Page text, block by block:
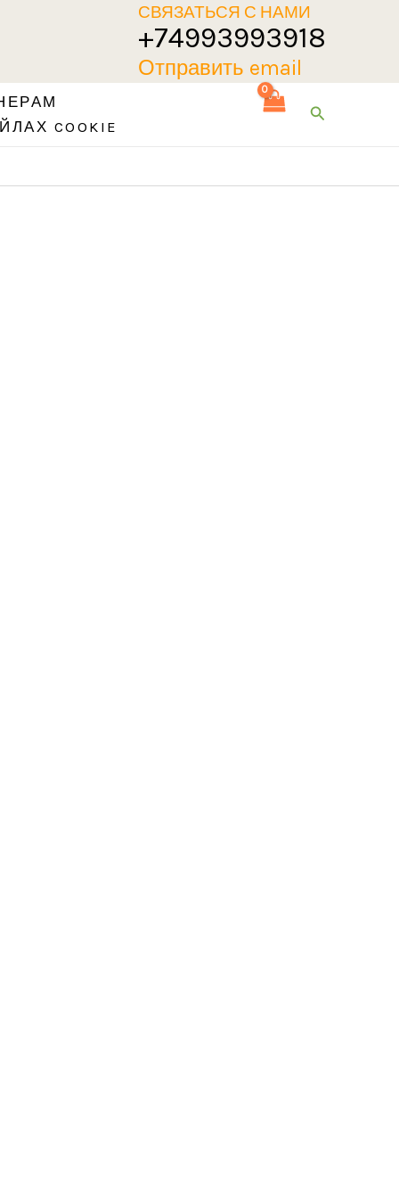
СВЯЗАТЬСЯ С НАМИ
+74993993918
Отправить email
COOKIE
Поиск